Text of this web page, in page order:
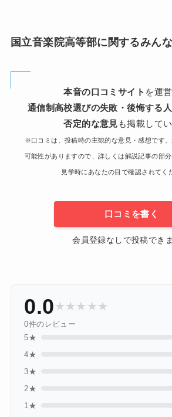
国立音楽院高等部に関するみん
本音の口コミサイト を運
通信制高校選びの失敗・後悔する
否定的な意見 も掲載してい
※口コミは、投稿時の主観的な意見・感想です
可能性がありますので、詳しくは解説記事の部分
見学時にあなたの目で確認されてく
口コミを書く
会員登録なしで投稿できま
0.0 ★ ★ ★ ★ ★
0件のレビュー
5★
4★
3★
2★
1★